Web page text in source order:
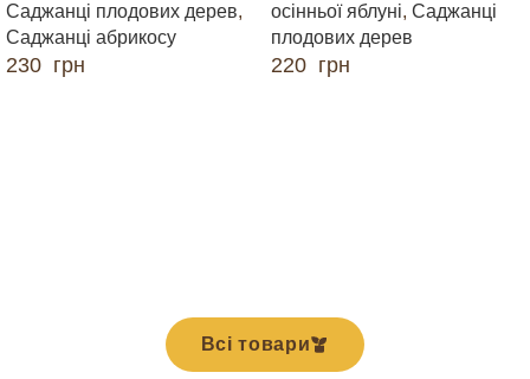
Саджанці плодових дерев,
Саджанці абрикосу
230 грн
осінньої яблуні, Саджанці
плодових дерев
220 грн
Всі товари